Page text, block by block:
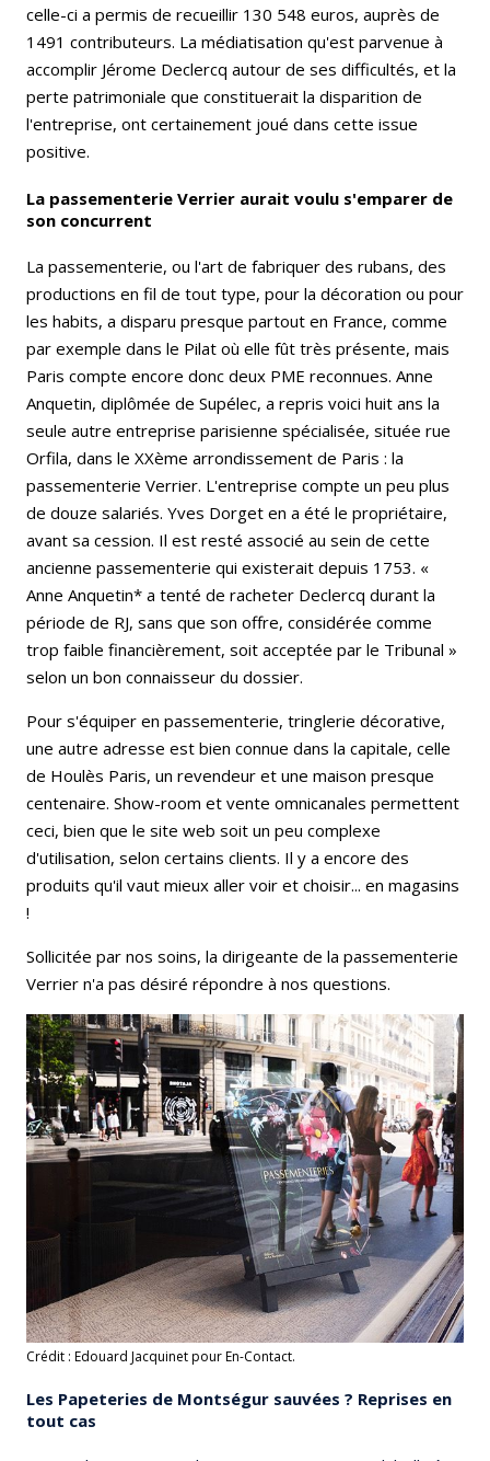
celle-ci a permis de recueillir 130 548 euros, auprès de
1491 contributeurs. La médiatisation qu'est parvenue à
accomplir Jérome Declercq autour de ses difficultés, et la
perte patrimoniale que constituerait la disparition de
l'entreprise, ont certainement joué dans cette issue
positive.
La passementerie Verrier aurait voulu s'emparer de
son concurrent
La passementerie, ou l'art de fabriquer des rubans, des
productions en fil de tout type, pour la décoration ou pour
les habits, a disparu presque partout en France, comme
par exemple dans le Pilat où elle fût très présente, mais
Paris compte encore donc deux PME reconnues. Anne
Anquetin, diplômée de Supélec, a repris voici huit ans la
seule autre entreprise parisienne spécialisée, située rue
Orfila, dans le XXème arrondissement de Paris : la
passementerie Verrier. L'entreprise compte un peu plus
de douze salariés. Yves Dorget en a été le propriétaire,
avant sa cession. Il est resté associé au sein de cette
ancienne passementerie qui existerait depuis 1753. «
Anne Anquetin* a tenté de racheter Declercq durant la
période de RJ, sans que son offre, considérée comme
trop faible financièrement, soit acceptée par le Tribunal »
selon un bon connaisseur du dossier.
Pour s'équiper en passementerie, tringlerie décorative,
une autre adresse est bien connue dans la capitale, celle
de Houlès Paris, un revendeur et une maison presque
centenaire. Show-room et vente omnicanales permettent
ceci, bien que le site web soit un peu complexe
d'utilisation, selon certains clients. Il y a encore des
produits qu'il vaut mieux aller voir et choisir... en magasins
!
Sollicitée par nos soins, la dirigeante de la passementerie
Verrier n'a pas désiré répondre à nos questions.
Crédit : Edouard Jacquinet pour En-Contact.
Les Papeteries de Montségur sauvées ? Reprises en
tout cas